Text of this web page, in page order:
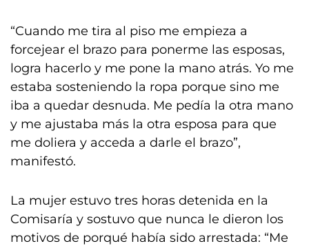
“Cuando me tira al piso me empieza a
forcejear el brazo para ponerme las esposas,
logra hacerlo y me pone la mano atrás. Yo me
estaba sosteniendo la ropa porque sino me
iba a quedar desnuda. Me pedía la otra mano
y me ajustaba más la otra esposa para que
me doliera y acceda a darle el brazo”,
manifestó.
La mujer estuvo tres horas detenida en la
Comisaría y sostuvo que nunca le dieron los
motivos de porqué había sido arrestada: “Me